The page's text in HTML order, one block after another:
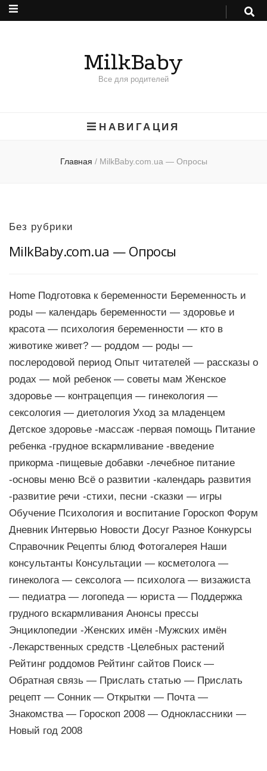
MilkBaby
Все для родителей
НАВИГАЦИЯ
Главная / MilkBaby.com.ua — Опросы
Без рубрики
MilkBaby.com.ua — Опросы
Home Подготовка к беременности Беременность и
роды — календарь беременности — здоровье и
красота — психология беременности — кто в
животике живет? — роддом — роды —
послеродовой период Опыт читателей — рассказы о
родах — мой ребенок — советы мам Женское
здоровье — контрацепция — гинекология —
сексология — диетология Уход за младенцем
Детское здоровье -массаж -первая помощь Питание
ребенка -грудное вскармливание -введение
прикорма -пищевые добавки -лечебное питание
-основы меню Всё о развитии -календарь развития
-развитие речи -стихи, песни -сказки — игры
Обучение Психология и воспитание Гороскоп Форум
Дневник Интервью Новости Досуг Разное Конкурсы
Справочник Рецепты блюд Фотогалерея Наши
консультанты Консультации — косметолога —
гинеколога — сексолога — психолога — визажиста
— педиатра — логопеда — юриста — Поддержка
грудного вскармливания Анонсы прессы
Энциклопедии -Женских имён -Мужских имён
-Лекарственных средств -Целебных растений
Рейтинг роддомов Рейтинг сайтов Поиск —
Обратная связь — Прислать статью — Прислать
рецепт — Сонник — Открытки — Почта —
Знакомства — Гороскоп 2008 — Одноклассники —
Новый год 2008